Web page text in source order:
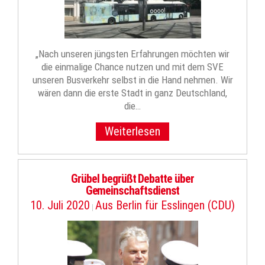
„Nach unseren jüngsten Erfahrungen möchten wir
die einmalige Chance nutzen und mit dem SVE
unseren Busverkehr selbst in die Hand nehmen. Wir
wären dann die erste Stadt in ganz Deutschland,
die…
Weiterlesen
Grübel begrüßt Debatte über
Gemeinschaftsdienst
10. Juli 2020 | Aus Berlin für Esslingen (CDU)